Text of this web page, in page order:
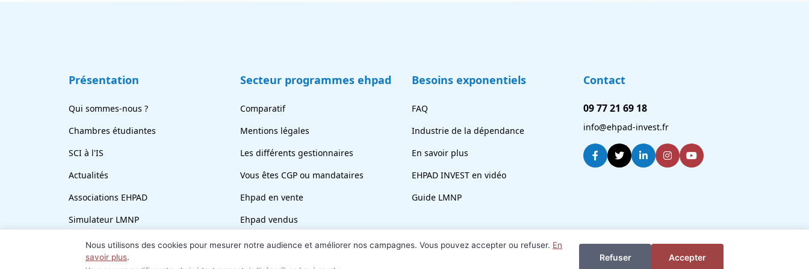
Présentation
Qui sommes-nous ?
Chambres étudiantes
SCI à l'IS
Actualités
Associations EHPAD
Simulateur LMNP
En bref
Secteur programmes ehpad
Comparatif
Mentions légales
Les différents gestionnaires
Vous êtes CGP ou mandataires
Ehpad en vente
Ehpad vendus
Revendez votre chambre
Besoins exponentiels
FAQ
Industrie de la dépendance
En savoir plus
EHPAD INVEST en vidéo
Guide LMNP
Contact
09 77 21 69 18
info@ehpad-invest.fr
Je veux investir ou revendre
Nous utilisons des cookies pour mesurer notre audience et améliorer nos campagnes. Vous pouvez accepter ou refuser. En
savoir plus. Refuser Accepter